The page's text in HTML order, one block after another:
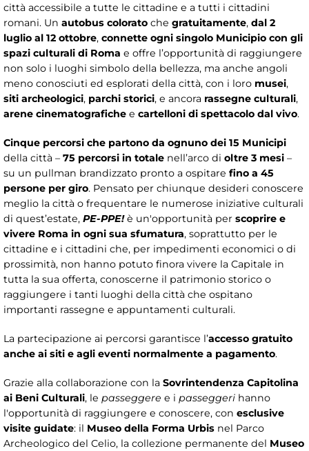
città accessibile a tutte le cittadine e a tutti i cittadini
romani. Un autobus colorato che gratuitamente, dal 2
luglio al 12 ottobre, connette ogni singolo Municipio con gli
spazi culturali di Roma e offre l’opportunità di raggiungere
non solo i luoghi simbolo della bellezza, ma anche angoli
meno conosciuti ed esplorati della città, con i loro musei,
siti archeologici, parchi storici, e ancora rassegne culturali,
arene cinematografiche e cartelloni di spettacolo dal vivo.
Cinque percorsi che partono da ognuno dei 15 Municipi
della città – 75 percorsi in totale nell’arco di oltre 3 mesi –
su un pullman brandizzato pronto a ospitare fino a 45
persone per giro. Pensato per chiunque desideri conoscere
meglio la città o frequentare le numerose iniziative culturali
di quest’estate, PE-PPE!è un'opportunità per scoprire e
vivere Roma in ogni sua sfumatura, soprattutto per le
cittadine e i cittadini che, per impedimenti economici o di
prossimità, non hanno potuto finora vivere la Capitale in
tutta la sua offerta, conoscerne il patrimonio storico o
raggiungere i tanti luoghi della città che ospitano
importanti rassegne e appuntamenti culturali.
La partecipazione ai percorsi garantisce l’accesso gratuito
anche ai siti e agli eventi normalmente a pagamento.
Grazie alla collaborazione con la Sovrintendenza Capitolina
ai Beni Culturali, le passeggere e i passeggeri hanno
l'opportunità di raggiungere e conoscere, con esclusive
visite guidate: il Museo della Forma Urbis nel Parco
Archeologico del Celio, la collezione permanente del Museo